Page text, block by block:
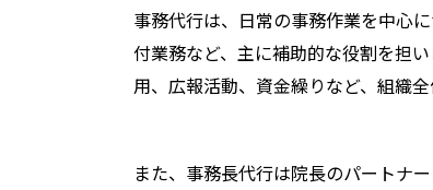
事務代行は、日常の事務作業を中心
付業務など、主に補助的な役割を担
用、広報活動、資金繰りなど、組織
また、事務長代行は院長のパートナ